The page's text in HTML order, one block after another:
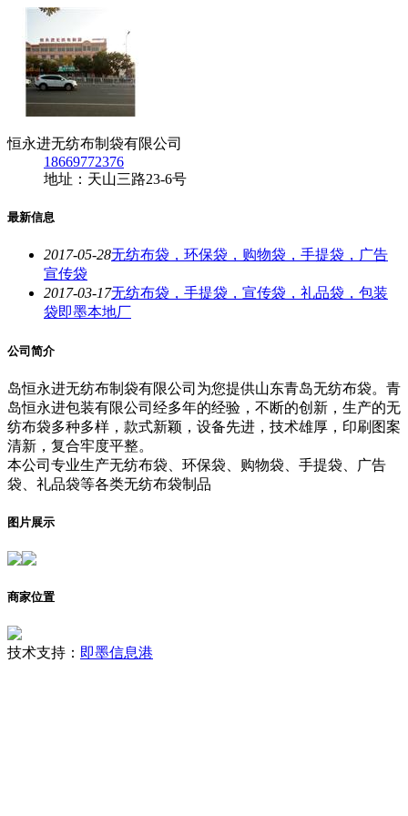
恒永进无纺布制袋有限公司
18669772376
地址：天山三路23-6号
最新信息
2017-05-28无纺布袋，环保袋，购物袋，手提袋，广告
宣传袋
2017-03-17无纺布袋，手提袋，宣传袋，礼品袋，包装
袋即墨本地厂
公司简介
岛恒永进无纺布制袋有限公司为您提供山东青岛无纺布袋。青
岛恒永进包装有限公司经多年的经验，不断的创新，生产的无
纺布袋多种多样，款式新颖，设备先进，技术雄厚，印刷图案
清新，复合牢度平整。
本公司专业生产无纺布袋、环保袋、购物袋、手提袋、广告
袋、礼品袋等各类无纺布袋制品
图片展示
商家位置
技术支持： 即墨信息港